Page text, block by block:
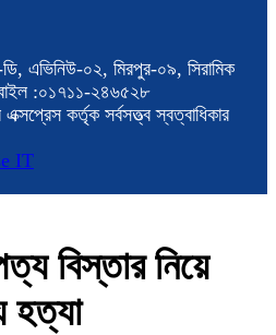
এভিনিউ-০২, মিরপুর-০৯, সিরামিক
:০১৭১১-২৪৬৫২৮
কর্তৃক সর্বসত্ত্ব স্বত্বাধিকার
IT
বিস্তার নিয়ে
হত্যা